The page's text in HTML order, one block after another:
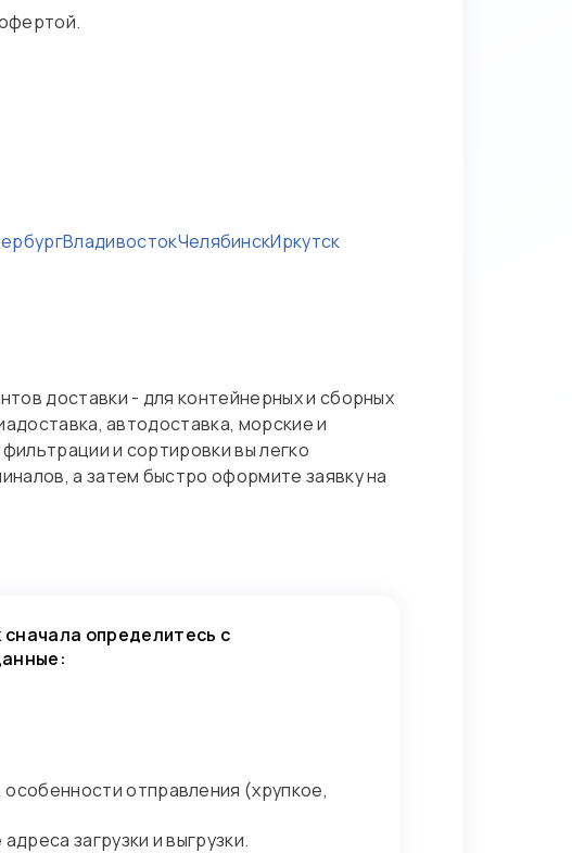
ВладивостокЧелябинскИркутск
доставки - для контейнерных и сборных
автодоставка, морские и
и сортировки вы легко
а затем быстро оформите заявку на
определитесь с
отправления (хрупкое,
загрузки и выгрузки.